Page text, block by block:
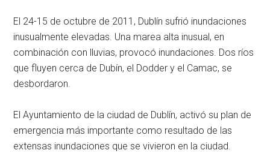
El 24-15 de octubre de 2011, Dublín sufrió inundaciones
inusualmente elevadas. Una marea alta inusual, en
combinación con lluvias, provocó inundaciones. Dos ríos
que fluyen cerca de Dubín, el Dodder y el Camac, se
desbordaron.
El Ayuntamiento de la ciudad de Dublín, activó su plan de
emergencia más importante como resultado de las
extensas inundaciones que se vivieron en la ciudad.